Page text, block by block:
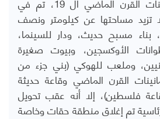
تزيد مساحتها عن كيلومتر ونصف
بناء مسبح حديث، ودار للسينما،
الأوكسجين، وبيوت صغيرة
وملعب للهوكي (بني جزء من
القرن الماضي وقاعة حديثة
فلسطين)، إلا أنه عقب تحويل
تم إغلاق منطقة حقات وخاصة